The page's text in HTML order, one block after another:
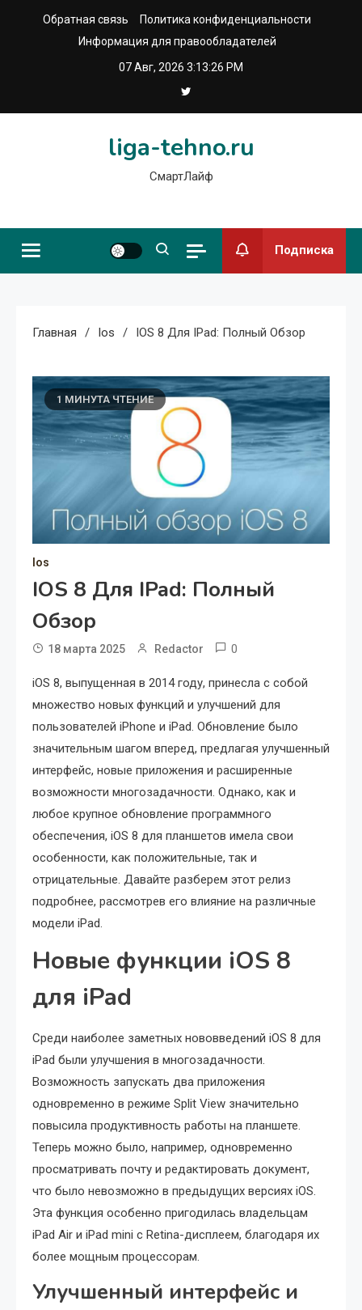
Обратная связь
Политика конфиденциальности
Информация для правообладателей
07 Авг, 2026 3:13:27 PM
liga-tehno.ru
СмартЛайф
Подписка
Главная Ios IOS 8 Для IPad: Полный Обзор
1 МИНУТА ЧТЕНИЕ
Ios
IOS 8 Для IPad: Полный
Обзор
18 марта 2025 Redactor 0
iOS 8, выпущенная в 2014 году, принесла с собой
множество новых функций и улучшений для
пользователей iPhone и iPad. Обновление было
значительным шагом вперед, предлагая улучшенный
интерфейс, новые приложения и расширенные
возможности многозадачности. Однако, как и
любое крупное обновление программного
обеспечения, iOS 8 для планшетов имела свои
особенности, как положительные, так и
отрицательные. Давайте разберем этот релиз
подробнее, рассмотрев его влияние на различные
модели iPad.
Новые функции iOS 8
для iPad
Среди наиболее заметных нововведений iOS 8 для
iPad были улучшения в многозадачности.
Возможность запускать два приложения
одновременно в режиме Split View значительно
повысила продуктивность работы на планшете.
Теперь можно было, например, одновременно
просматривать почту и редактировать документ,
что было невозможно в предыдущих версиях iOS.
Эта функция особенно пригодилась владельцам
iPad Air и iPad mini с Retina-дисплеем, благодаря их
более мощным процессорам.
Улучшенный интерфейс и